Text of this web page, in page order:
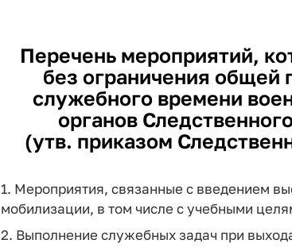
Перечень мероприятий,
без ограничения общей
служебного времени
органов
(утв. приказом
1. Мероприятия, связанные с введением
мобилизации, в том числе с учебными
2. Выполнение служебных задач при